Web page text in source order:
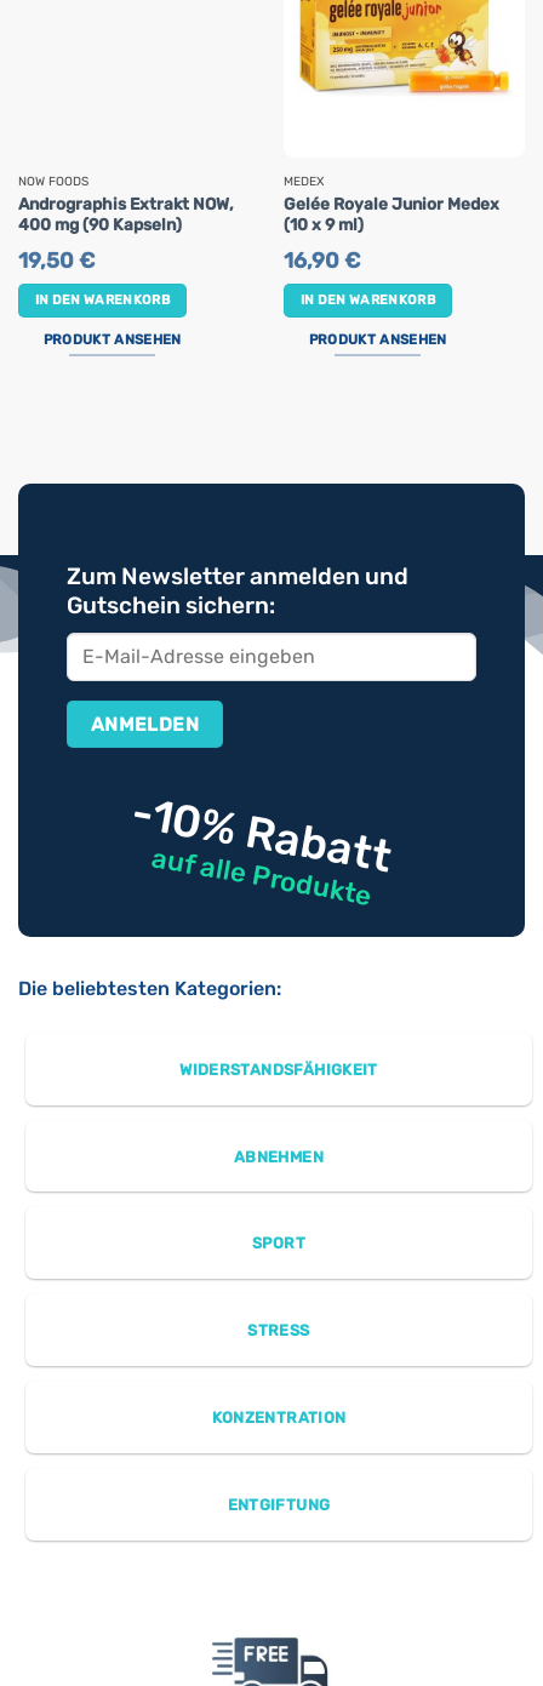
NOW FOODS
Andrographis Extrakt NOW,
400 mg (90 Kapseln)
19,50€
IN DEN WARENKORB
PRODUKT ANSEHEN
MEDEX
Gelée Royale Junior Medex
(10 x 9 ml)
16,90€
IN DEN WARENKORB
PRODUKT ANSEHEN
Zum Newsletter anmelden und
Gutschein sichern:
-10% Rabatt
auf alle Produkte
Die beliebtesten Kategorien:
WIDERSTANDSFÄHIGKEIT
ABNEHMEN
SPORT
STRESS
KONZENTRATION
ENTGIFTUNG